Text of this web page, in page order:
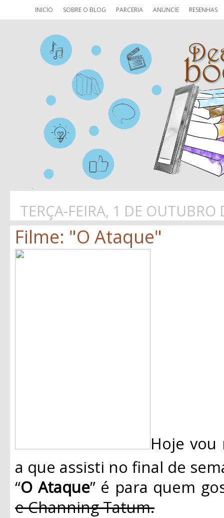
INICIO SOBRE O BLOG PARCERIA ANUNCIE RESENHAS
TERÇA-FEIRA, 1 DE OUTUBRO
Filme: "O Ataque"
Hoje
a que assisti no final de
“O Ataque” é para quem
e Channing Tatum.